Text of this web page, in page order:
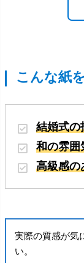
こんな紙
結婚式の
和の雰囲
高級感の
実際の質感が気
い。